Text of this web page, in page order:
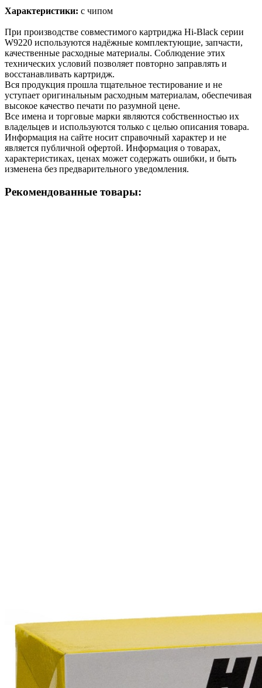
Характеристики: с чипом
При производстве совместимого картриджа Hi-Black серии
W9220 используются надёжные комплектующие, запчасти,
качественные расходные материалы. Соблюдение этих
технических условий позволяет повторно заправлять и
восстанавливать картридж.
Вся продукция прошла тщательное тестирование и не
уступает оригинальным расходным материалам, обеспечивая
высокое качество печати по разумной цене.
Все имена и торговые марки являются собственностью их
владельцев и используются только с целью описания товара.
Информация на сайте носит справочный характер и не
является публичной офертой. Информация о товарах,
характеристиках, ценах может содержать ошибки, и быть
изменена без предварительного уведомления.
Рекомендованные товары: